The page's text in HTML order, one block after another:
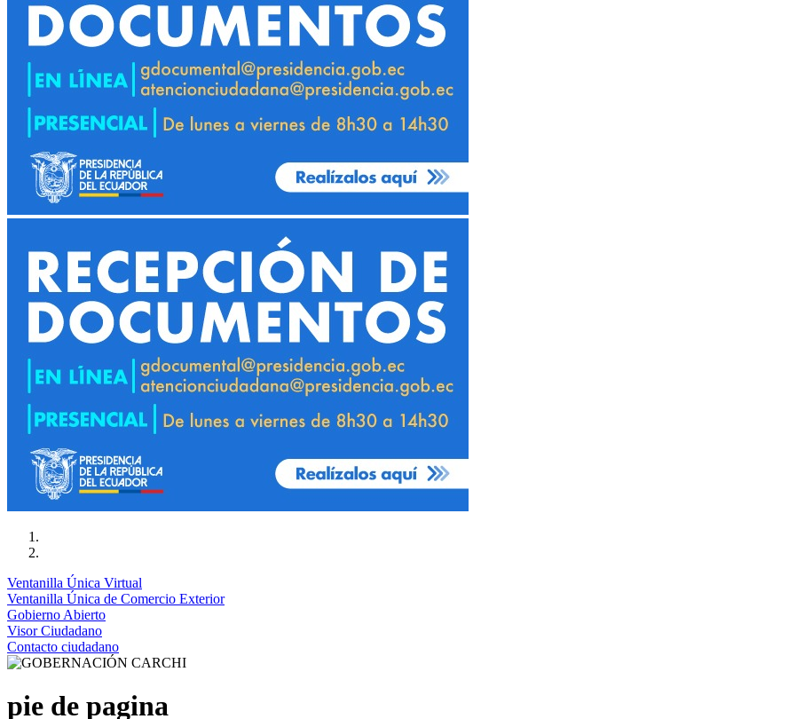
Ventanilla Única Virtual
Ventanilla Única de Comercio Exterior
Gobierno Abierto
Visor Ciudadano
Contacto ciudadano
pie de pagina